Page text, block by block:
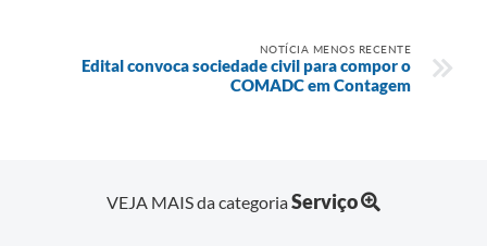
NOTÍCIA MENOS RECENTE
Edital convoca sociedade civil para compor o
COMADC em Contagem
VEJA MAIS da categoriaServiço